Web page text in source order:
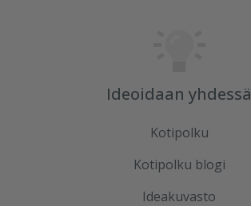
Ideoidaan yhdessä
Kotipolku
Kotipolku blogi
Ideakuvasto